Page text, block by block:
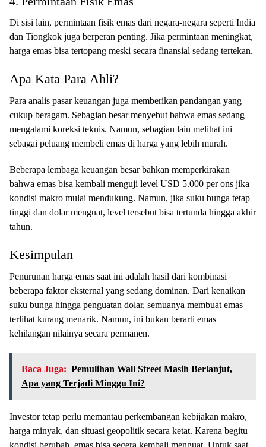
Di sisi lain, permintaan fisik emas dari negara-negara seperti India
dan Tiongkok juga berperan penting. Jika permintaan meningkat,
harga emas bisa tertopang meski secara finansial sedang tertekan.
Apa Kata Para Ahli?
Para analis pasar keuangan juga memberikan pandangan yang
cukup beragam. Sebagian besar menyebut bahwa emas sedang
mengalami koreksi teknis. Namun, sebagian lain melihat ini
sebagai peluang membeli emas di harga yang lebih murah.
Beberapa lembaga keuangan besar bahkan memperkirakan
bahwa emas bisa kembali menguji level USD 5.000 per ons jika
kondisi makro mulai mendukung. Namun, jika suku bunga tetap
tinggi dan dolar menguat, level tersebut bisa tertunda hingga akhir
tahun.
Kesimpulan
Penurunan harga emas saat ini adalah hasil dari kombinasi
beberapa faktor eksternal yang sedang dominan. Dari kenaikan
suku bunga hingga penguatan dolar, semuanya membuat emas
terlihat kurang menarik. Namun, ini bukan berarti emas
kehilangan nilainya secara permanen.
Baca Juga: Pemulihan Wall Street Masih Berlanjut,
Apa yang Terjadi Minggu Ini?
Investor tetap perlu memantau perkembangan kebijakan makro,
harga minyak, dan situasi geopolitik secara ketat. Karena begitu
kondisi berubah, emas bisa segera kembali menguat. Untuk saat